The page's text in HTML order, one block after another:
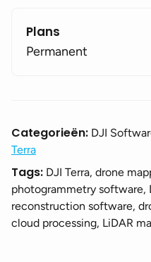
Plans
Permanent
Categorieën: DJI
Terra
Tags: DJI Terra, drone
photogrammetry software,
reconstruction software,
cloud processing, LiDAR